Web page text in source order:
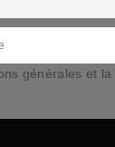
générales et la